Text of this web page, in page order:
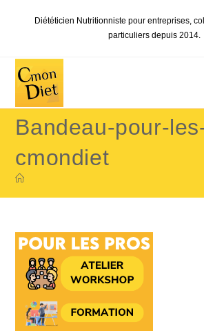
Diététicien Nutritionniste pour entreprises,
particuliers depuis 2014.
Bandeau-pour-
cmondiet